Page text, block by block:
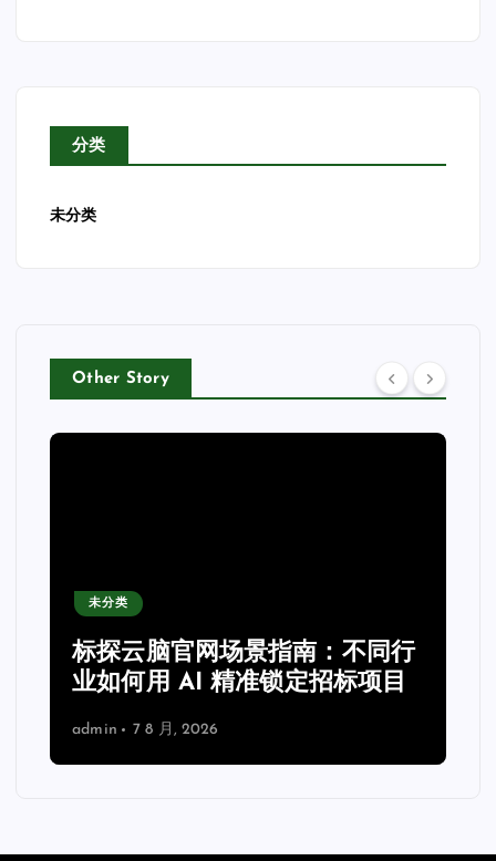
分类
未分类
Other Story
未分类
标探云脑官网场景指南：不同行
业如何用 AI 精准锁定招标项目
admin 7 8 月, 2026